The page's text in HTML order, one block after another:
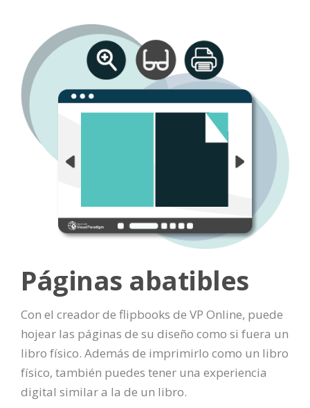
Páginas abatibles
Con el creador de flipbooks de VP Online, puede
hojear las páginas de su diseño como si fuera un
libro físico. Además de imprimirlo como un libro
físico, también puedes tener una experiencia
digital similar a la de un libro.